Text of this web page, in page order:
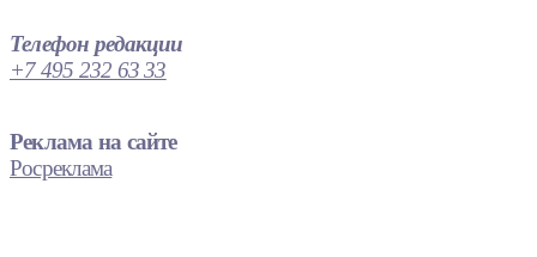
Телефон редакции
+7 495 232 63 33
Реклама на сайте
Росреклама